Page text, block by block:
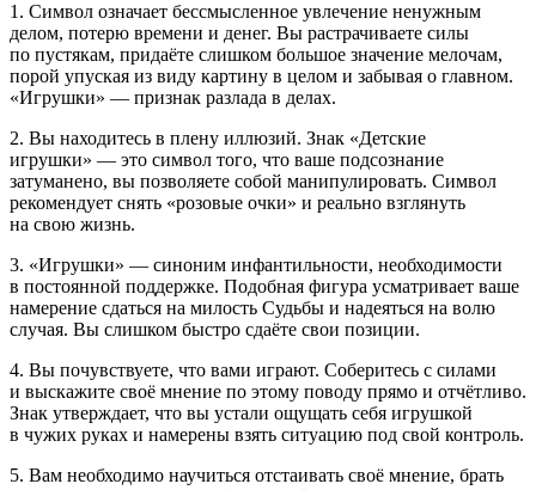
1. Символ означает бессмысленное увлечение ненужным
делом, потерю времени и денег. Вы растрачиваете силы
по пустякам, придаёте слишком большое значение мелочам,
порой упуская из виду картину в целом и забывая о главном.
«Игрушки» — признак разлада в делах.
2. Вы находитесь в плену иллюзий. Знак «Детские
игрушки» — это символ того, что ваше подсознание
затуманено, вы позволяете собой манипулировать. Символ
рекомендует снять «розовые очки» и реально взглянуть
на свою жизнь.
3. «Игрушки» — синоним инфантильности, необходимости
в постоянной поддержке. Подобная фигура усматривает ваше
намерение сдаться на милость Судьбы и надеяться на волю
случая. Вы слишком быстро сдаёте свои позиции.
4. Вы почувствуете, что вами играют. Соберитесь с силами
и выскажите своё мнение по этому поводу прямо и отчётливо.
Знак утверждает, что вы устали ощущать себя игрушкой
в чужих руках и намерены взять ситуацию под свой контроль.
5. Вам необходимо научиться отстаивать своё мнение, брать